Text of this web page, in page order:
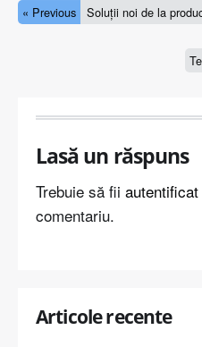
« Previous Soluții noi de la
Lasă un răspuns
Trebuie să fii autentificat
comentariu.
Articole recente